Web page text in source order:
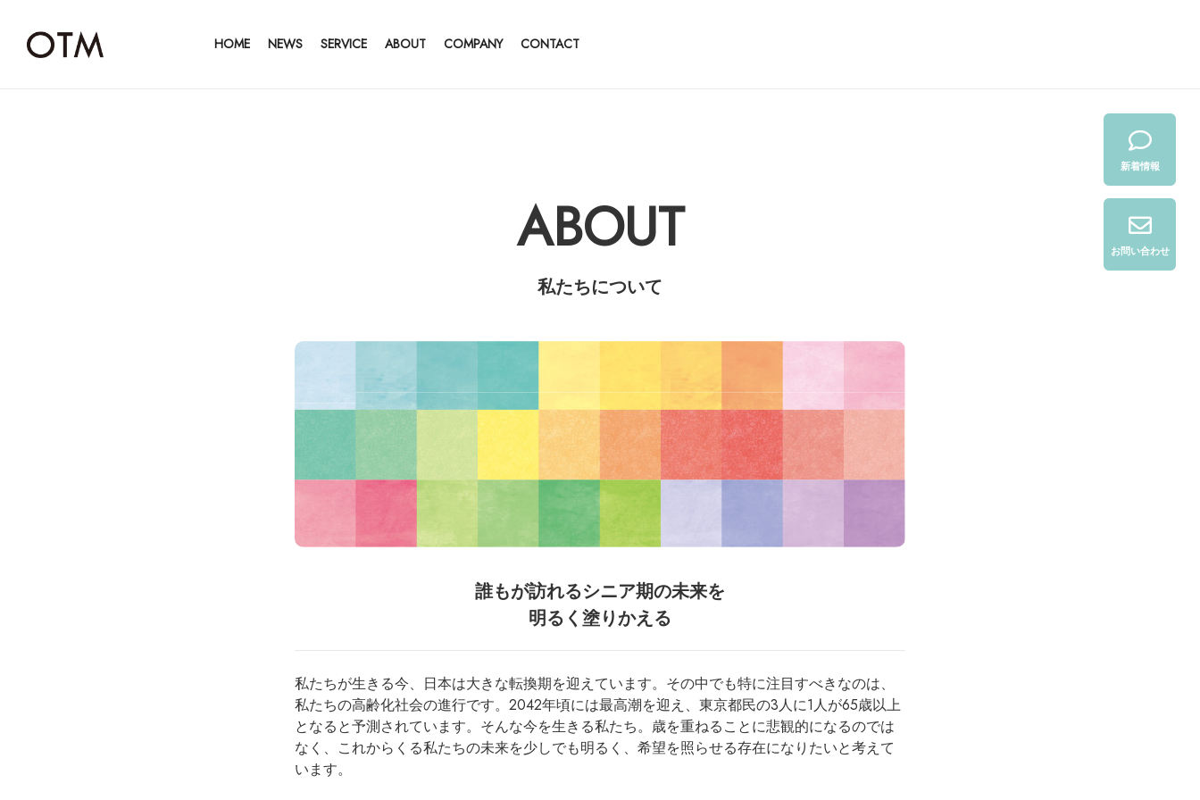
HOME NEWS SERVICE ABOUT COMPANY CONTACT
ABOUT
私たちについて
誰もが訪れるシニア期の未来を
明るく塗りかえる
私たちが生きる今、日本は大きな転換期を迎えています。その中でも特に注目すべきなのは、
私たちの高齢化社会の進行です。2042年頃には最高潮を迎え、東京都民の3人に1人が65歳以上
となると予測されています。そんな今を生きる私たち。歳を重ねることに悲観的になるのでは
なく、これからくる私たちの未来を少しでも明るく、希望を照らせる存在になりたいと考えて
います。
新着情報
お問い合わせ